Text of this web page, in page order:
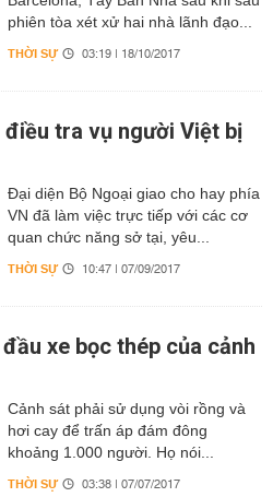
phiên tòa xét xử hai nhà lãnh đạo...
THỜI SỰ 03:19 | 18/10/2017
tra vụ người Việt bị
Đại diện Bộ Ngoại giao cho hay phía
VN đã làm việc trực tiếp với các cơ
quan chức năng sở tại, yêu...
THỜI SỰ 10:47 | 07/09/2017
xe bọc thép của cảnh
Cảnh sát phải sử dụng vòi rồng và
hơi cay để trấn áp đám đông
khoảng 1.000 người. Họ nói...
THỜI SỰ 03:38 | 07/07/2017